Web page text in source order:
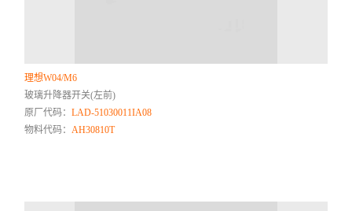
理想W04/M6
玻璃升降器开关(左前)
原厂代码：LAD-51030011IA08
物料代码：AH30810T